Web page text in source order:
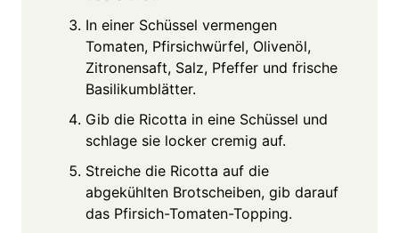
In einer Schüssel vermengen
Tomaten, Pfirsichwürfel, Olivenöl,
Zitronensaft, Salz, Pfeffer und frische
Basilikumblätter.
Gib die Ricotta in eine Schüssel und
schlage sie locker cremig auf.
Streiche die Ricotta auf die
abgekühlten Brotscheiben, gib darauf
das Pfirsich-Tomaten-Topping.